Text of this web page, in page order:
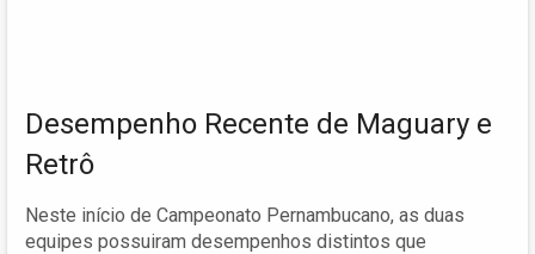
Desempenho Recente de Maguary e
Retrô
Neste início de Campeonato Pernambucano, as duas
equipes possuiram desempenhos distintos que